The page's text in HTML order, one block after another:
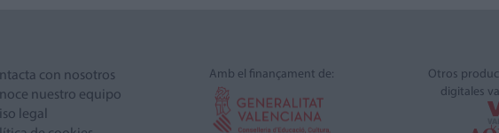
con nosotros
nuestro equipo
legal
Amb el finançament de:
Otros
digitales